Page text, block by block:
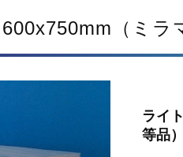
らせ （ミラ
ライ
等品）